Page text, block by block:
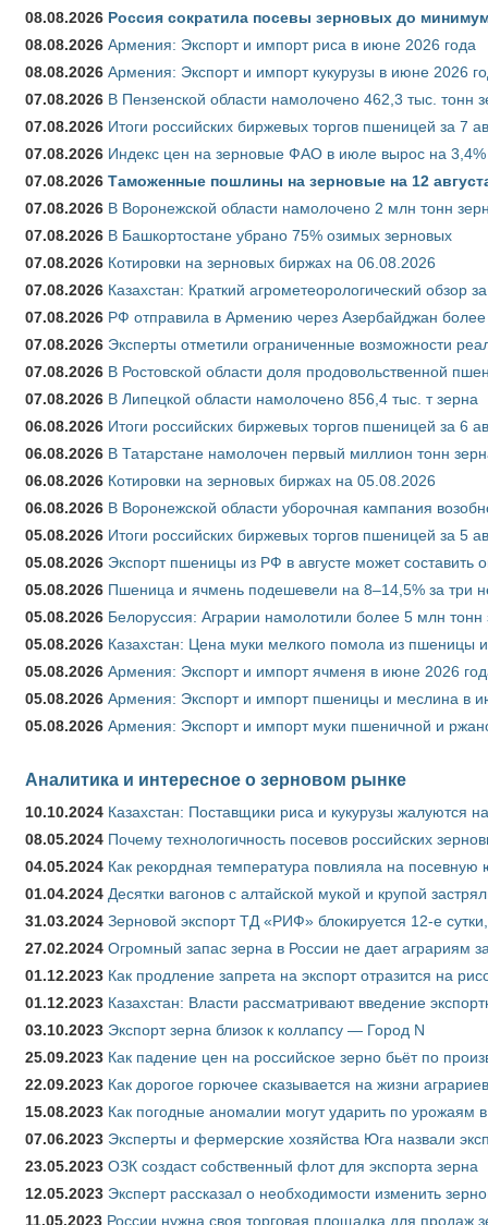
08.08.2026 Россия сократила посевы зерновых до
08.08.2026 Армения: Экспорт и импорт риса в июне 2026 года
08.08.2026 Армения: Экспорт и импорт кукурузы в июне 2026
07.08.2026 В Пензенской области намолочено 462,3 тыс. тонн
07.08.2026 Итоги российских биржевых торгов пшеницей за 7
07.08.2026 Индекс цен на зерновые ФАО в июле вырос на 3,4%
07.08.2026 Таможенные пошлины на зерновые на 12
07.08.2026 В Воронежской области намолочено 2 млн тонн
07.08.2026 В Башкортостане убрано 75% озимых зерновых
07.08.2026 Котировки на зерновых биржах на 06.08.2026
07.08.2026 Казахстан: Краткий агрометеорологический обзор
07.08.2026 РФ отправила в Армению через Азербайджан более
07.08.2026 Эксперты отметили ограниченные возможности
07.08.2026 В Ростовской области доля продовольственной
07.08.2026 В Липецкой области намолочено 856,4 тыс. т зерна
06.08.2026 Итоги российских биржевых торгов пшеницей за 6
06.08.2026 В Татарстане намолочен первый миллион тонн
06.08.2026 Котировки на зерновых биржах на 05.08.2026
06.08.2026 В Воронежской области уборочная кампания
05.08.2026 Итоги российских биржевых торгов пшеницей за 5
05.08.2026 Экспорт пшеницы из РФ в августе может составить
05.08.2026 Пшеница и ячмень подешевели на 8–14,5% за три
05.08.2026 Белоруссия: Аграрии намолотили более 5 млн тонн
05.08.2026 Казахстан: Цена муки мелкого помола из пшеницы
05.08.2026 Армения: Экспорт и импорт ячменя в июне 2026
05.08.2026 Армения: Экспорт и импорт пшеницы и меслина в
05.08.2026 Армения: Экспорт и импорт муки пшеничной и
Аналитика и интересное о зерновом рынке
10.10.2024 Казахстан: Поставщики риса и кукурузы жалуются
08.05.2024 Почему технологичность посевов российских
04.05.2024 Как рекордная температура повлияла на
01.04.2024 Десятки вагонов с алтайской мукой и крупой
31.03.2024 Зерновой экспорт ТД «РИФ» блокируется 12-е
27.02.2024 Огромный запас зерна в России не дает аграриям
01.12.2023 Как продление запрета на экспорт отразится на
01.12.2023 Казахстан: Власти рассматривают введение
03.10.2023 Экспорт зерна близок к коллапсу — Город N
25.09.2023 Как падение цен на российское зерно бьёт по
22.09.2023 Как дорогое горючее сказывается на жизни аграриев
15.08.2023 Как погодные аномалии могут ударить по урожаям
07.06.2023 Эксперты и фермерские хозяйства Юга назвали
23.05.2023 ОЗК создаст собственный флот для экспорта зерна
12.05.2023 Эксперт рассказал о необходимости изменить
11.05.2023 России нужна своя торговая площадка для продаж